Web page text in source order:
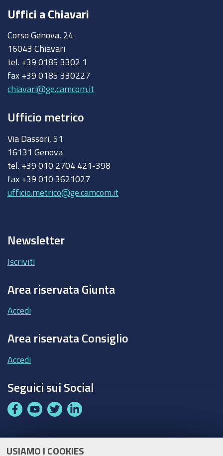
USIAMO I COOKIES
Uffici a Chiavari
Corso Genova, 24
16043 Chiavari
tel. +39 0185 3302 1
fax +39 0185 330227
chiavari@ge.camcom.it
Ufficio metrico
Via Dassori, 51
16131 Genova
tel. +39 010 2704 421-398
fax +39 010 3621027
ufficio.metrico@ge.camcom.it
Newsletter
Iscriviti
Area riservata Giunta
Accedi
Area riservata Consiglio
Accedi
Seguici sui Social
F
e
Y
t
T
t
L
k